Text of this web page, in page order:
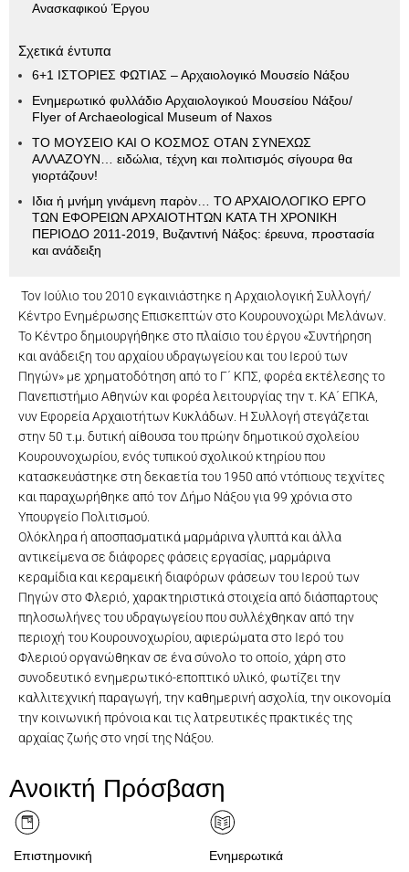
Τον Ιούλιο του 2010 εγκαινιάστηκε η Αρχαιολογική Συλλογή/
Κέντρο Ενημέρωσης Επισκεπτών στο Κουρουνοχώρι Μελάνων.
Το Κέντρο δημιουργήθηκε στο πλαίσιο του έργου «Συντήρηση
και ανάδειξη του αρχαίου υδραγωγείου και του Ιερού των
Πηγών» με χρηματοδότηση από το Γ΄ ΚΠΣ, φορέα εκτέλεσης το
Πανεπιστήμιο Αθηνών και φορέα λειτουργίας την τ. ΚΑ΄ ΕΠΚΑ,
νυν Εφορεία Αρχαιοτήτων Κυκλάδων. Η Συλλογή στεγάζεται
στην 50 τ.μ. δυτική αίθουσα του πρώην δημοτικού σχολείου
Κουρουνοχωρίου, ενός τυπικού σχολικού κτηρίου που
κατασκευάστηκε στη δεκαετία του 1950 από ντόπιους τεχνίτες
και παραχωρήθηκε από τον Δήμο Νάξου για 99 χρόνια στο
Υπουργείο Πολιτισμού.
Ολόκληρα ή αποσπασματικά μαρμάρινα γλυπτά και άλλα
αντικείμενα σε διάφορες φάσεις εργασίας, μαρμάρινα
κεραμίδια και κεραμεική διαφόρων φάσεων του Ιερού των
Πηγών στο Φλεριό, χαρακτηριστικά στοιχεία από διάσπαρτους
πηλοσωλήνες του υδραγωγείου που συλλέχθηκαν από την
περιοχή του Κουρουνοχωρίου, αφιερώματα στο Ιερό του
Φλεριού οργανώθηκαν σε ένα σύνολο το οποίο, χάρη στο
συνοδευτικό ενημερωτικό-εποπτικό υλικό, φωτίζει την
καλλιτεχνική παραγωγή, την καθημερινή ασχολία, την οικονομία
την κοινωνική πρόνοια και τις λατρευτικές πρακτικές της
αρχαίας ζωής στο νησί της Νάξου.
Ανασκαφικού Έργου
Σχετικά έντυπα
6+1 ΙΣΤΟΡΙΕΣ ΦΩΤΙΑΣ – Αρχαιολογικό Μουσείο Νάξου
Ενημερωτικό φυλλάδιο Αρχαιολογικού Μουσείου Νάξου/
Flyer of Archaeological Museum of Naxos
ΤΟ ΜΟΥΣΕΙΟ ΚΑΙ Ο ΚΟΣΜΟΣ ΟΤΑΝ ΣΥΝΕΧΩΣ
ΑΛΛΑΖΟΥΝ… ειδώλια, τέχνη και πολιτισμός σίγουρα θα
γιορτάζουν!
Ιδια ἡ μνήμη γινάμενη παρὸν… ΤΟ ΑΡΧΑΙΟΛΟΓΙΚΟ ΕΡΓΟ
ΤΩΝ ΕΦΟΡΕΙΩΝ ΑΡΧΑΙΟΤΗΤΩΝ ΚΑΤΑ ΤΗ ΧΡΟΝΙΚΗ
ΠΕΡΙΟΔΟ 2011-2019, Βυζαντινή Νάξος: έρευνα, προστασία
και ανάδειξη
Ανοικτή Πρόσβαση
Επιστημονική
Ενημερωτικά